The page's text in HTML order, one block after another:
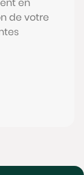
en
de votre